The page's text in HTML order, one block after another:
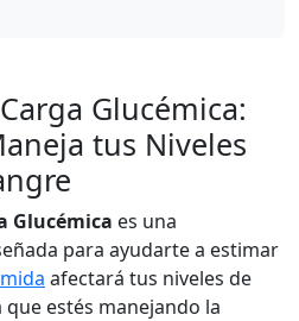
Glucémica:
tus Niveles
Glucémica es una
para ayudarte a estimar
afectará tus niveles de
que estés manejando la